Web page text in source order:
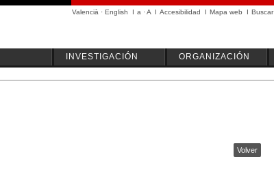
Valencià · English I a ·A I Accesibilidad I Mapa web I Buscar
INVESTIGACIÓN ORGANIZACIÓN
Volver